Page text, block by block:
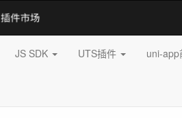
JS SDK UTS插件 uni-